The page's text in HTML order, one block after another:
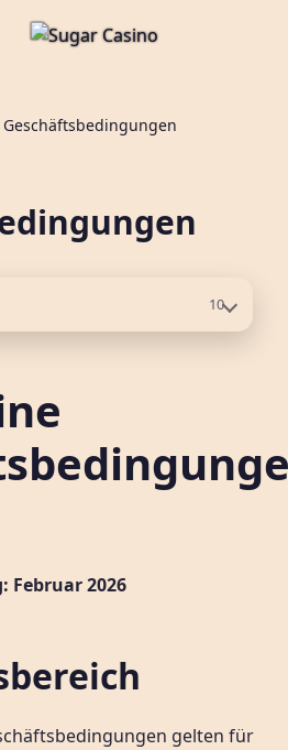
10
Februar 2026
gelten für